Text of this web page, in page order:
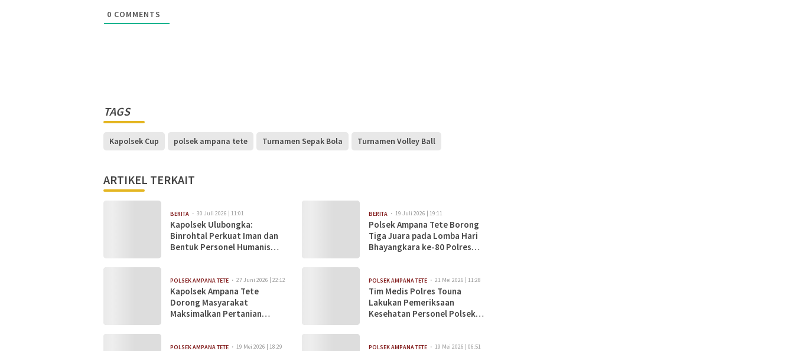
0 COMMENTS
TAGS
Kapolsek Cup polsek ampana tete Turnamen Sepak Bola Turnamen Volley Ball
ARTIKEL TERKAIT
BERITA 30 Juli 2026 | 11:01
Kapolsek Ulubongka:
Binrohtal Perkuat Iman dan
Bentuk Personel Humanis
BERITA 19 Juli 2026 | 19:11
Polsek Ampana Tete Borong
Tiga Juara pada Lomba Hari
Bhayangkara ke-80 Polres
POLSEK AMPANA TETE 27 Juni 2026 | 22:12
Kapolsek Ampana Tete
Dorong Masyarakat
Maksimalkan Pertanian
POLSEK AMPANA TETE 21 Mei 2026 | 11:28
Tim Medis Polres Touna
Lakukan Pemeriksaan
Kesehatan Personel Polsek
POLSEK AMPANA TETE 19 Mei 2026 | 18:29 POLSEK AMPANA TETE 19 Mei 2026 | 06:51